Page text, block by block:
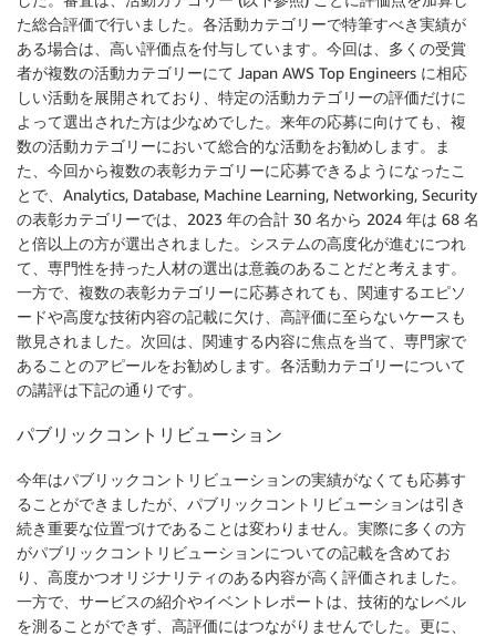
た総合評価で行いました。各活動カテゴリーで特筆すべき実績が
ある場合は、高い評価点を付与しています。今回は、多くの受賞
者が複数の活動カテゴリーにて Japan AWS Top Engineers に相応
しい活動を展開されており、特定の活動カテゴリーの評価だけに
よって選出された方は少なめでした。来年の応募に向けても、複
数の活動カテゴリーにおいて総合的な活動をお勧めします。ま
た、今回から複数の表彰カテゴリーに応募できるようになったこ
とで、Analytics, Database, Machine Learning, Networking, Security
の表彰カテゴリーでは、2023 年の合計 30 名から 2024 年は 68 名
と倍以上の方が選出されました。システムの高度化が進むにつれ
て、専門性を持った人材の選出は意義のあることだと考えます。
一方で、複数の表彰カテゴリーに応募されても、関連するエピソ
ードや高度な技術内容の記載に欠け、高評価に至らないケースも
散見されました。次回は、関連する内容に焦点を当て、専門家で
あることのアピールをお勧めします。各活動カテゴリーについて
の講評は下記の通りです。
パブリックコントリビューション
今年はパブリックコントリビューションの実績がなくても応募す
ることができましたが、パブリックコントリビューションは引き
続き重要な位置づけであることは変わりません。実際に多くの方
がパブリックコントリビューションについての記載を含めてお
り、高度かつオリジナリティのある内容が高く評価されました。
一方で、サービスの紹介やイベントレポートは、技術的なレベル
を測ることができず、高評価にはつながりませんでした。更に、